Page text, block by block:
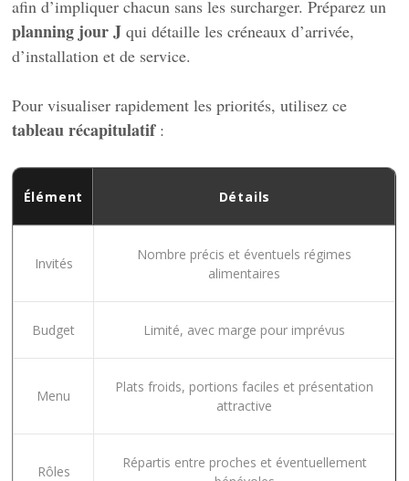
afin d’impliquer chacun sans les surcharger. Préparez un
planning jour J qui détaille les créneaux d’arrivée,
d’installation et de service.
Pour visualiser rapidement les priorités, utilisez ce
tableau récapitulatif:
Élément Détails
Invités
Nombre précis et éventuels régimes
alimentaires
Budget Limité, avec marge pour imprévus
Menu
Plats froids, portions faciles et présentation
attractive
Rôles
Répartis entre proches et éventuellement